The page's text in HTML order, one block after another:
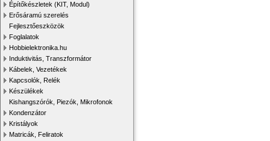
Építőkészletek (KIT, Modul)
Erősáramú szerelés
Fejlesztőeszközök
Foglalatok
Hobbielektronika.hu
Induktivitás, Transzformátor
Kábelek, Vezetékek
Kapcsolók, Relék
Készülékek
Kishangszórók, Piezók, Mikrofonok
Kondenzátor
Kristályok
Matricák, Feliratok